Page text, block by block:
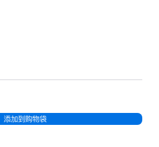
添加到购物袋